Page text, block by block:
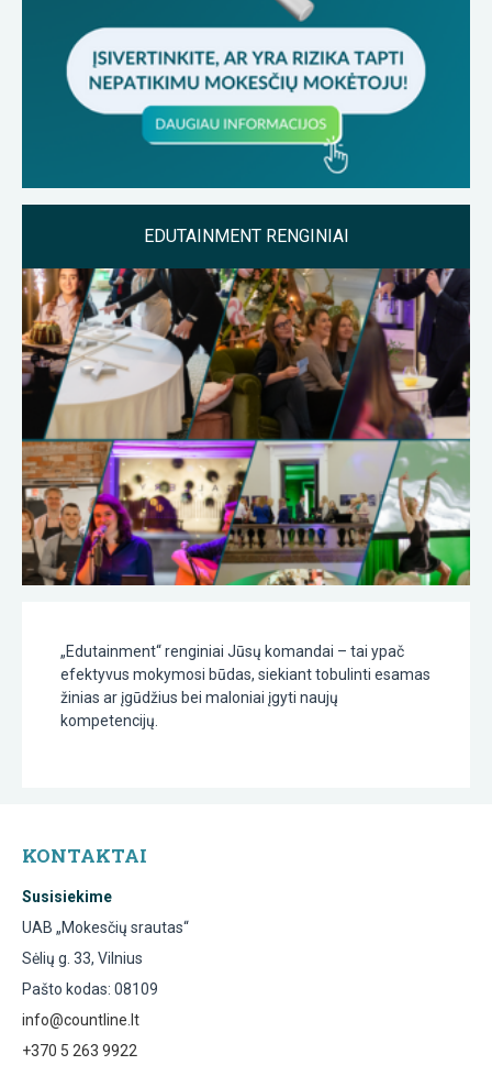
EDUTAINMENT RENGINIAI
„Edutainment“ renginiai Jūsų komandai – tai ypač
efektyvus mokymosi būdas, siekiant tobulinti esamas
žinias ar įgūdžius bei maloniai įgyti naujų
kompetencijų.
KONTAKTAI
Susisiekime
UAB „Mokesčių srautas“
Sėlių g. 33, Vilnius
Pašto kodas: 08109
info@countline.lt
+370 5 263 9922